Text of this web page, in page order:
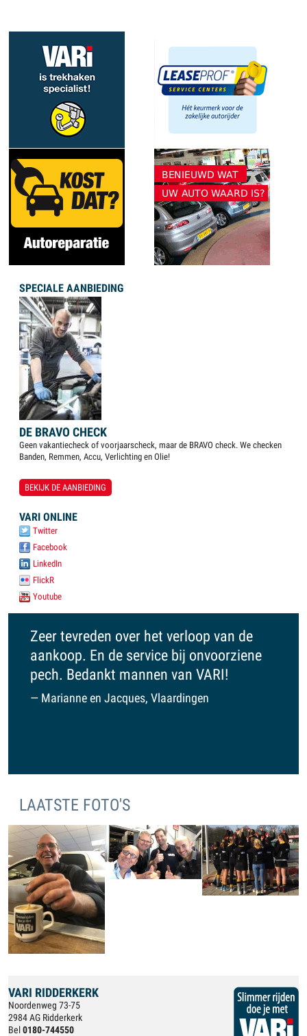
SPECIALE AANBIEDING
DE BRAVO CHECK
Geen vakantiecheck of voorjaarscheck, maar de BRAVO check. We checken
Banden, Remmen, Accu, Verlichting en Olie!
BEKIJK DE AANBIEDING
VARI ONLINE
Twitter
Facebook
LinkedIn
FlickR
Youtube
Zeer tevreden over het verloop van de
aankoop. En de service bij onvoorziene
pech. Bedankt mannen van VARI!
Marianne en Jacques, Vlaardingen
LAATSTE FOTO'S
VARI RIDDERKERK
Noordenweg 73-75
2984 AG Ridderkerk
Bel 0180-744550